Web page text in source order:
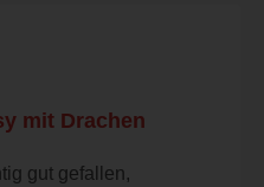
mit Drachen
gut gefallen,